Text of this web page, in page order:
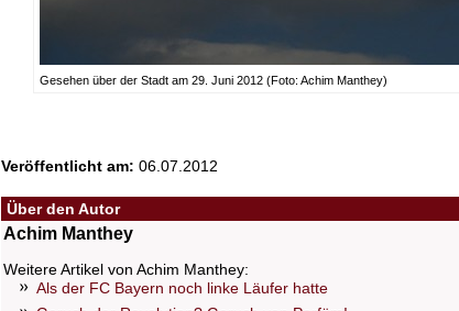
Gesehen über der Stadt am 29. Juni 2012 (Foto: Achim Manthey)
Veröffentlicht am: 06.07.2012
Über den Autor
Achim Manthey
Weitere Artikel von Achim Manthey:
Als der FC Bayern noch linke Läufer hatte